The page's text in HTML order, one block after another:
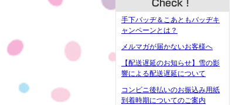
手下バッヂ＆こあともバッヂキ
ャンペーンとは？
メルマガが届かないお客様へ
【配送遅延のお知らせ】雪の影
響による配送遅延について
コンビニ後払いのお振込み用紙
到着時期についてのご案内